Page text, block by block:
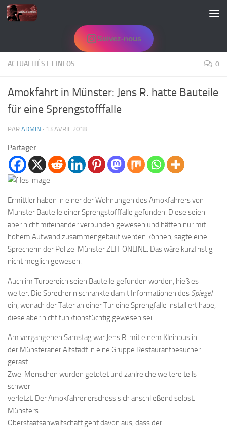
Skip to content
Suivez-nous
ACTUALITÉS ET INFOS 0
Amokfahrt in Münster: Jens R. hatte Bauteile
für eine Sprengstofffalle
PAR ADMIN · 13 AVRIL 2018
Partager
Ermittler haben in einer der Wohnungen des Amokfahrers von
Münster Bauteile einer Sprengstofffalle gefunden. Diese seien
aber nicht miteinander verbunden gewesen und hätten nur mit
hohem Aufwand zusammengebaut werden können, sagte eine
Sprecherin der Polizei Münster ZEIT ONLINE. Das wäre kurzfristig
nicht möglich gewesen.
Auch im Türbereich seien Bauteile gefunden worden, hieß es
weiter. Die Sprecherin schränkte damit Informationen des Spiegel
ein, wonach der Täter an einer Tür eine Sprengfalle installiert habe,
diese aber nicht funktionstüchtig gewesen sei.
Am vergangenen Samstag war Jens R. mit einem Kleinbus in
der Münsteraner Altstadt in eine Gruppe Restaurantbesucher
gerast.
Zwei Menschen wurden getötet und zahlreiche weitere teils
schwer
verletzt. Der Amokfahrer erschoss sich anschließend selbst.
Münsters
Oberstaatsanwaltschaft geht davon aus, dass der